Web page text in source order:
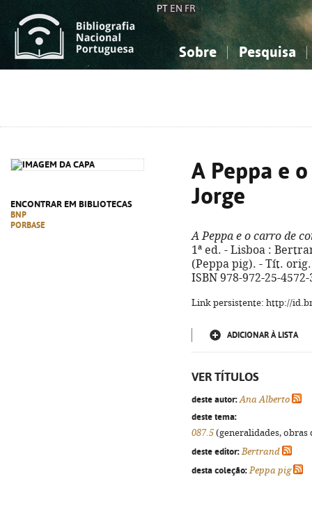
PT EN FR
Sobre Pesquisa
ENCONTRAR EM BIBLIOTECAS
BNP
PORBASE
A Peppa e
Jorge
A Peppa e o carro de
1ª ed. - Lisboa :
(Peppa pig). - Tít.
ISBN 978-972-25-4572-
Link persistente: http://
ADICIONAR À LISTA
VER TÍTULOS
deste autor: Ana Alberto
deste tema:
087.5 (generalidades,
deste editor: Bertrand
desta coleção: Peppa pig